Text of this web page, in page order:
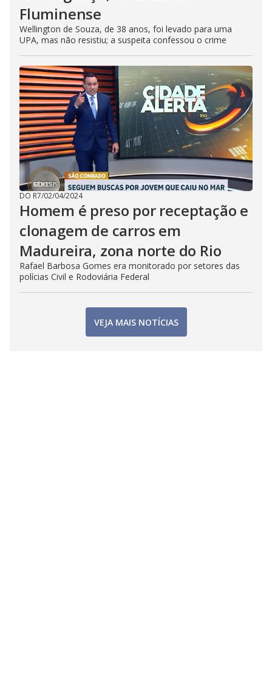
Fluminense
Wellington de Souza, de 38 anos, foi levado para uma
UPA, mas não resistiu; a suspeita confessou o crime
DO R7/02/04/2024
Homem é preso por receptação e
clonagem de carros em
Madureira, zona norte do Rio
Rafael Barbosa Gomes era monitorado por setores das
polícias Civil e Rodoviária Federal
VEJA MAIS NOTÍCIAS